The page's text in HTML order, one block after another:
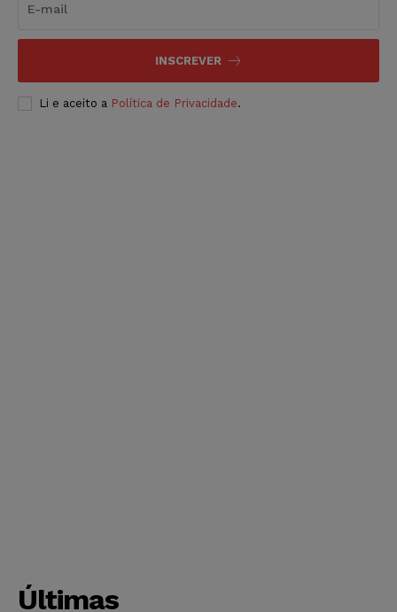
INSCREVER
Li e aceito a Política de Privacidade.
Últimas